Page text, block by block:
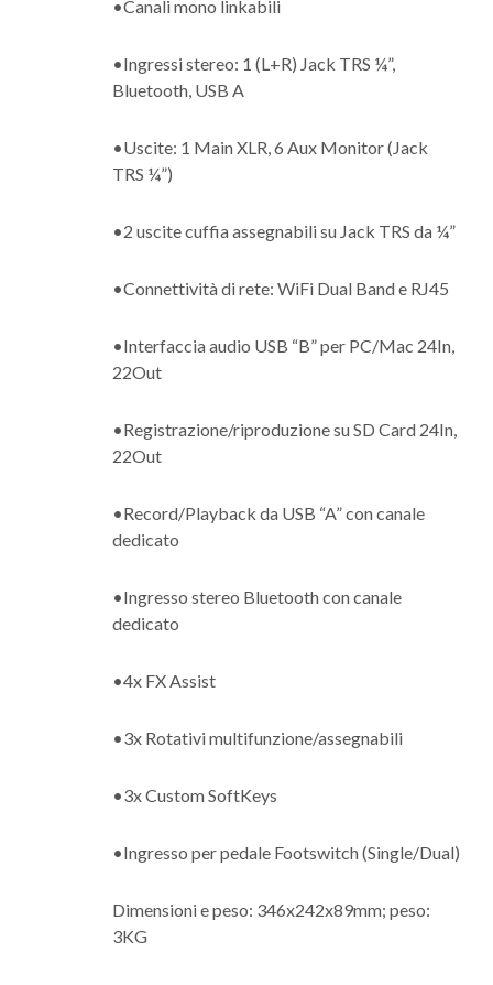
•Canali mono linkabili
•Ingressi stereo: 1 (L+R) Jack TRS ¼”,
Bluetooth, USB A
•Uscite: 1 Main XLR, 6 Aux Monitor (Jack
TRS ¼”)
•2 uscite cuffia assegnabili su Jack TRS da ¼”
•Connettività di rete: WiFi Dual Band e RJ45
•Interfaccia audio USB “B” per PC/Mac 24In,
22Out
•Registrazione/riproduzione su SD Card 24In,
22Out
•Record/Playback da USB “A” con canale
dedicato
•Ingresso stereo Bluetooth con canale
dedicato
•4x FX Assist
•3x Rotativi multifunzione/assegnabili
•3x Custom SoftKeys
•Ingresso per pedale Footswitch (Single/Dual)
Dimensioni e peso: 346x242x89mm; peso:
3KG